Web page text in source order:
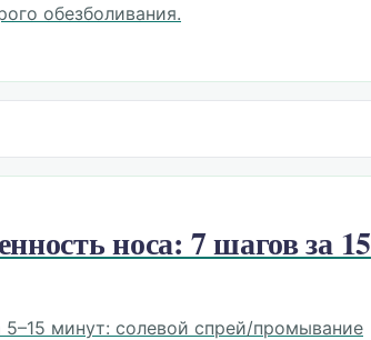
обезболивания.
носа: 7 шагов за 15
минут: солевой спрей/промывание